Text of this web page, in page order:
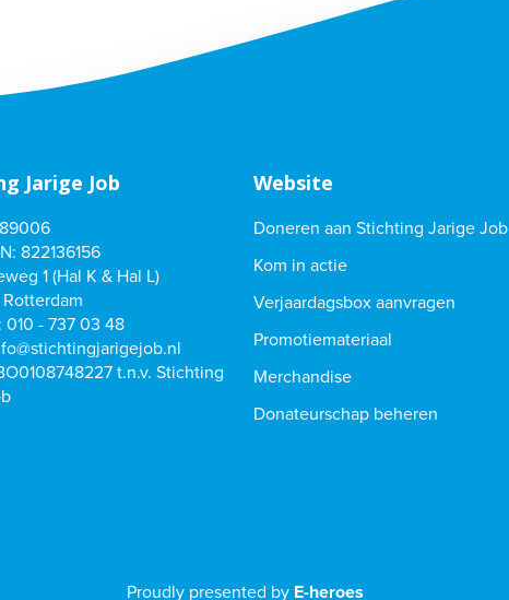
Jarige Job
822136156
1 (Hal K & Hal L)
010 - 737 03 48
t.n.v. Stichting
Website
Doneren aan Stichting Jarige Job
Kom in actie
Verjaardagsbox aanvragen
Promotiemateriaal
Merchandise
Donateurschap beheren
Proudly presented by E-heroes